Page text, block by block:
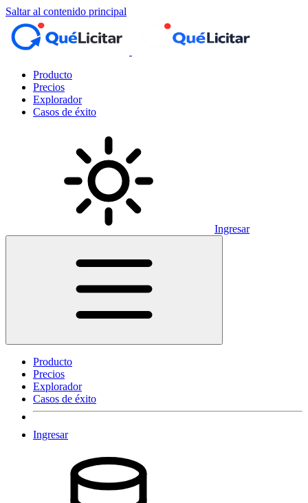
Saltar al contenido principal
Producto
Precios
Explorador
Casos de éxito
Ingresar
Producto
Precios
Explorador
Casos de éxito
Ingresar